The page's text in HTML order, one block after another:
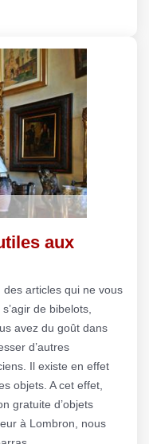
aux
articles qui ne vous
de bibelots,
avez du goût dans
d’autres
Il existe en effet
objets. A cet effet,
gratuite d’objets
à Lombron, nous